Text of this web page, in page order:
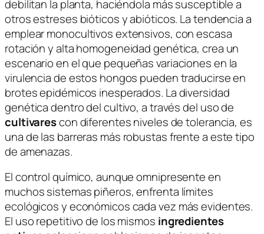
debilitan la planta, haciéndola más susceptible a
otros estreses bióticos y abióticos. La tendencia a
emplear monocultivos extensivos, con escasa
rotación y alta homogeneidad genética, crea un
escenario en el que pequeñas variaciones en la
virulencia de estos hongos pueden traducirse en
brotes epidémicos inesperados. La diversidad
genética dentro del cultivo, a través del uso de
cultivarescon diferentes niveles de tolerancia, es
una de las barreras más robustas frente a este tipo
de amenazas.
El control químico, aunque omnipresente en
muchos sistemas piñeros, enfrenta límites
ecológicos y económicos cada vez más evidentes.
El uso repetitivo de los mismos ingredientes